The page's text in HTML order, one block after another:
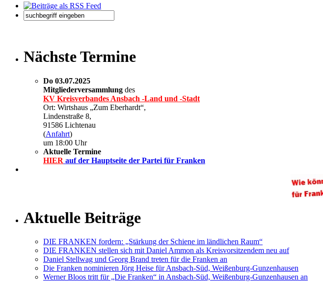
Nächste Termine
Do 03.07.2025
Mitgliederversammlung des
KV Kreisverbandes Ansbach -Land und -Stadt
Ort: Wirtshaus „Zum Eberhardt“,
Lindenstraße 8,
91586 Lichtenau
(Anfahrt)
um 18:00 Uhr
Aktuelle Termine
HIER auf der Hauptseite der Partei für Franken
Aktuelle Beiträge
DIE FRANKEN fordern: „Stärkung der Schiene im ländlichen Raum“
DIE FRANKEN stellen sich mit Daniel Ammon als Kreisvorsitzendem neu auf
Daniel Stellwag und Georg Brand treten für die Franken an
Die Franken nominieren Jörg Heise für Ansbach-Süd, Weißenburg-Gunzenhausen
Werner Bloos tritt für „Die Franken“ in Ansbach-Süd, Weißenburg-Gunzenhausen an